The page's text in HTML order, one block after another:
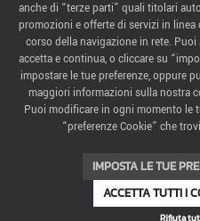
ITALIAN EXHIBITION
Via Emilia
CF/PI 00139440408, Registro Imprese: Rimini
anche di “terze parti” quali titolari
promozioni e offerte di servizi in linea
corso della navigazione in rete.
accetta e continua, o cliccare su
impostare le tue preferenze, oppure
maggiori informazioni sulla nostra
Puoi modificare in ogni momento le
“preferenze Cookie” che
IMPOSTA LE TUE
ACCETTA TUTTI I
Rifiuta